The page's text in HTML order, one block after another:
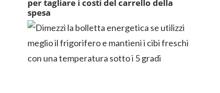
per tagliare i costi del carrello della
spesa